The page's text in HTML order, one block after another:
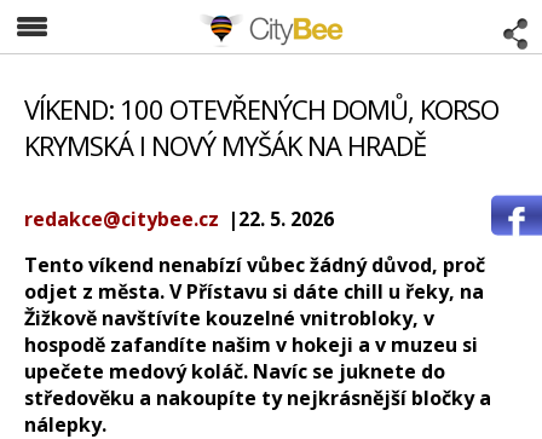
CityBee
VÍKEND: 100 OTEVŘENÝCH DOMŮ, KORSO
KRYMSKÁ I NOVÝ MYŠÁK NA HRADĚ
redakce@citybee.cz |22. 5. 2026
Tento víkend nenabízí vůbec žádný důvod, proč
odjet z města. V Přístavu si dáte chill u řeky, na
Žižkově navštívíte kouzelné vnitrobloky, v
hospodě zafandíte našim v hokeji a v muzeu si
upečete medový koláč. Navíc se juknete do
středověku a nakoupíte ty nejkrásnější bločky a
nálepky.